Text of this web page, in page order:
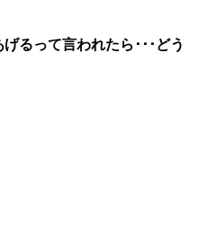
るって言われたら･･･どう